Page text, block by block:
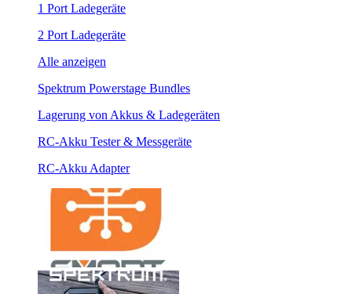
1 Port Ladegeräte
2 Port Ladegeräte
Alle anzeigen
Spektrum Powerstage Bundles
Lagerung von Akkus & Ladegeräten
RC-Akku Tester & Messgeräte
RC-Akku Adapter